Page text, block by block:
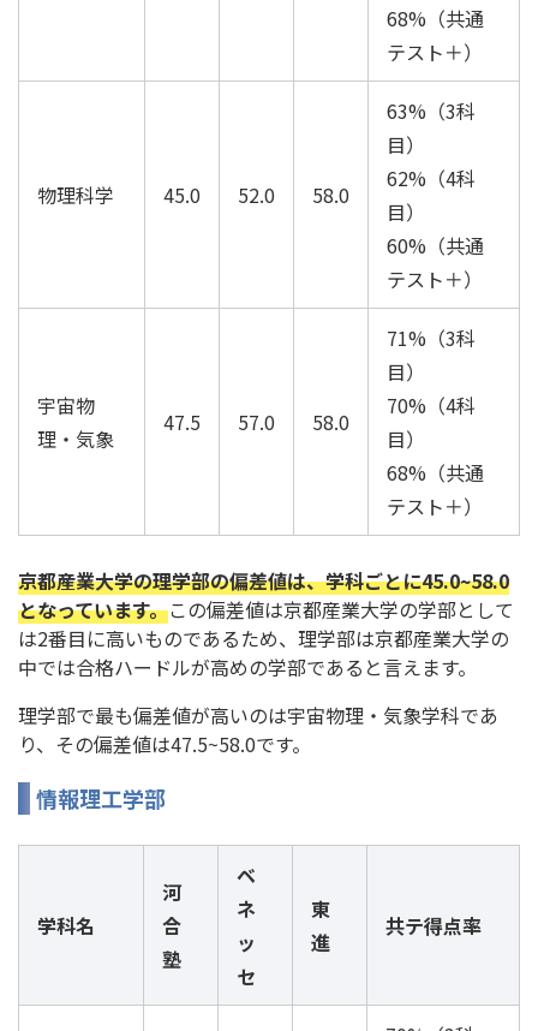
68%（共通
テスト＋）
物理科学 45.0 52.0 58.0
63%（3科
目）
62%（4科
目）
60%（共通
テスト＋）
宇宙物
理・気象
47.5 57.0 58.0
71%（3科
目）
70%（4科
目）
68%（共通
テスト＋）
京都産業大学の理学部の偏差値は、学科ごとに45.0~58.0
となっています。この偏差値は京都産業大学の学部として
は2番目に高いものであるため、理学部は京都産業大学の
中では合格ハードルが高めの学部であると言えます。
理学部で最も偏差値が高いのは宇宙物理・気象学科であ
り、その偏差値は47.5~58.0です。
情報理工学部
学科名
河
合
塾
ベ
ネ
ッ
セ
東
進
共テ得点率